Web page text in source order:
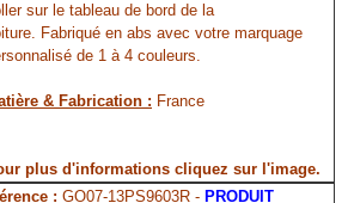
sur le tableau de bord de la
Fabriqué en abs avec votre marquage
de 1 à 4 couleurs.
& Fabrication : France
plus d'informations cliquez sur l'image.
: GO07-13PS9603R - PRODUIT